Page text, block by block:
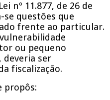
nº 11.877, de 26 de
se questões que
frente ao particular.
ou pequeno
deveria ser
fiscalização.
propôs: